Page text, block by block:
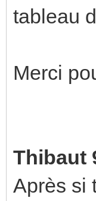
tableau
Merci
Thibaut
Après si